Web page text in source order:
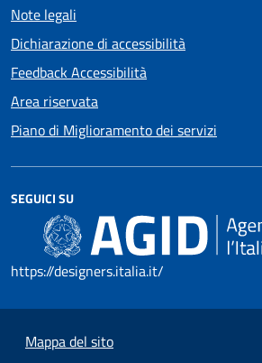
Note legali
Dichiarazione di accessibilità
Feedback Accessibilità
Area riservata
Piano di Miglioramento dei servizi
SEGUICI SU
https://designers.italia.it/
Mappa del sito